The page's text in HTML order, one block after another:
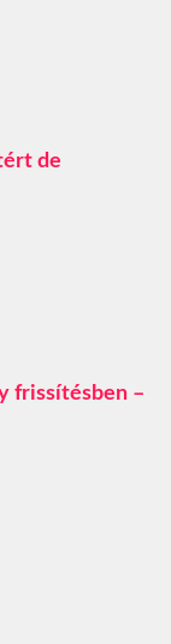
de
frissítésben –